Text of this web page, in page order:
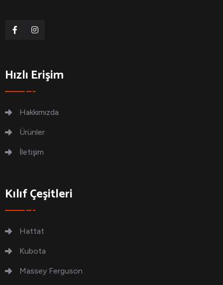
Hızlı Erişim
Hakkımızda
Ürünler
İletişim
Kılıf Çeşitleri
Hattat
Kubota
Massey Ferguson